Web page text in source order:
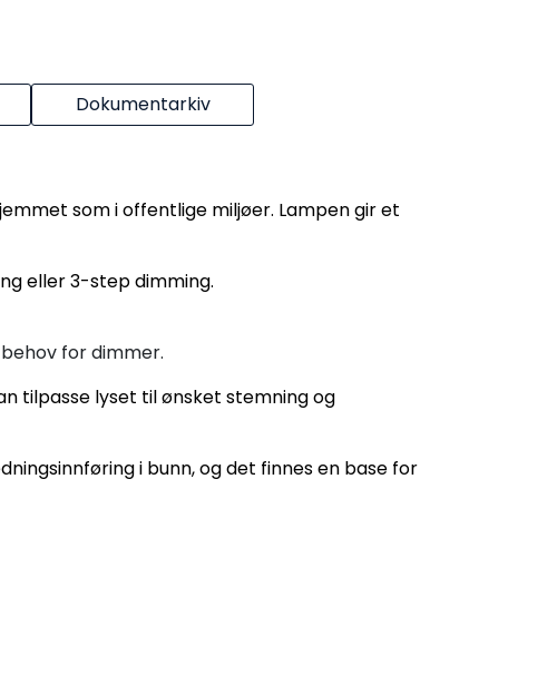
Dokumentarkiv
som i offentlige miljøer. Lampen gir et
eller 3-step dimming.
for dimmer.
tilpasse lyset til ønsket stemning og
i bunn, og det finnes en base for